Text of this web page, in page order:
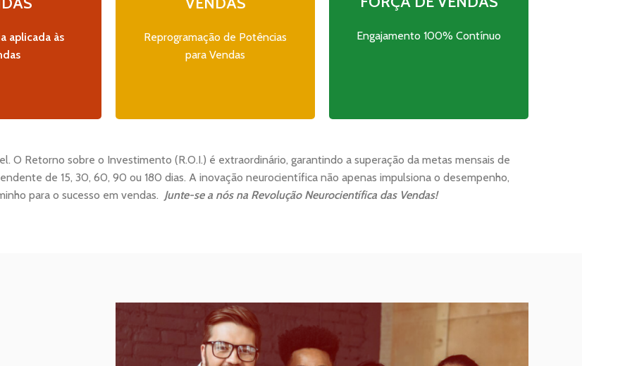
aplicada às
mentais
Reprogramação de Potências
para Vendas
científicas para moldar uma
Engajamento 100% Contínuo
equipes. Identificação de
desenvolvimento.
O Retorno sobre o Investimento (R.O.I.) é extraordinário, garantindo a superação da metas mensais de
de 15, 30, 60, 90 ou 180 dias. A inovação neurocientífica não apenas impulsiona o desempenho,
para o sucesso em vendas. Junte-se a nós na Revolução Neurocientífica das Vendas!